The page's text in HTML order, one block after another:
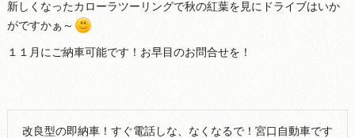
新しくなったカローラツーリングで秋の紅葉を見にドライブはいか
がですかぁ～
１１月にご納車可能です！お早目のお問合せを！
改良型の即納車！すぐ電話しな、なくなるで！宮口自動車です